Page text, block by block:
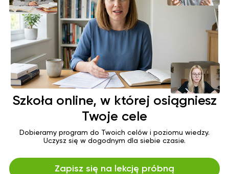
Język polski
Chemia
Biologia
niemiecki
Język
hiszpański
Szkoła online, w której osiągniesz
Twoje cele
Dobieramy program do Twoich celów i poziomu wiedzy.
Uczysz się w dogodnym dla siebie czasie.
Zapisz się na lekcję próbną